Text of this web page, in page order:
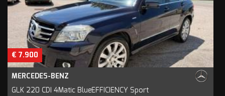
€ 7.900
MERCEDES-BENZ
GLK 220 CDI 4Matic BlueEFFICIENCY Sport